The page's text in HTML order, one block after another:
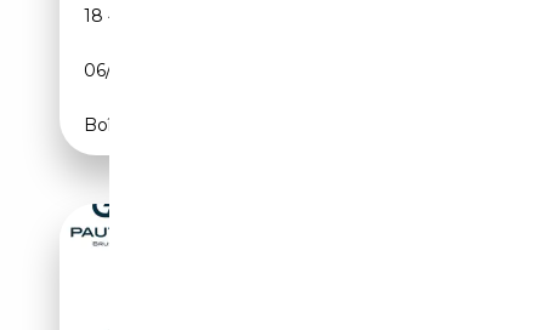
18 400 km
06/2025
Boîte automatique